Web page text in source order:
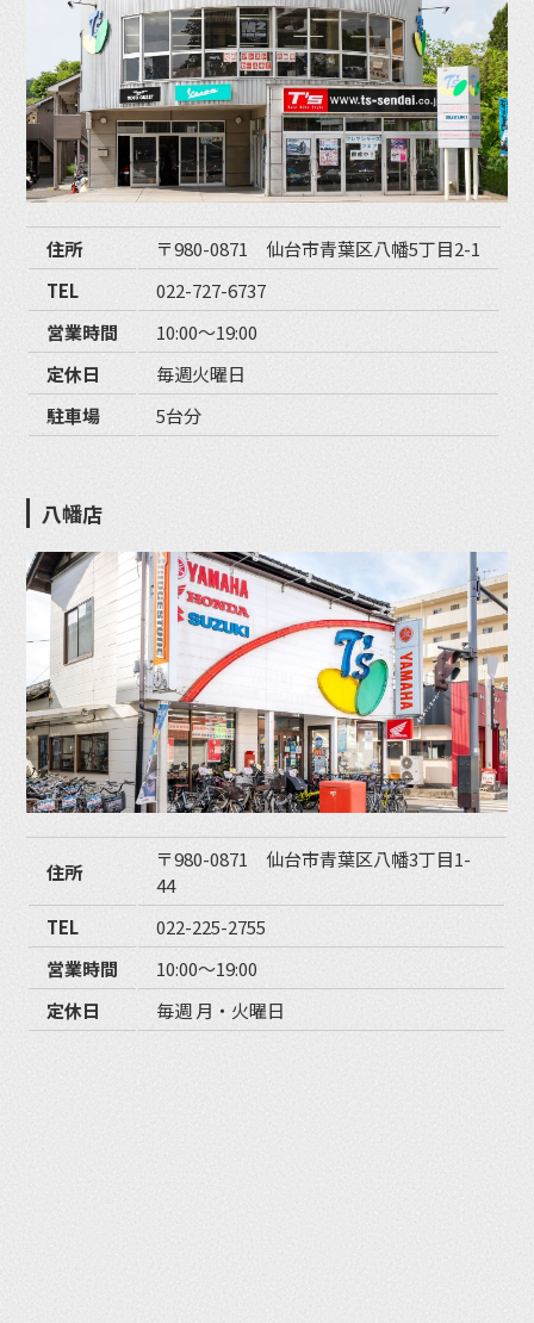
住所
〒980-0871 仙台市青葉区八幡5丁目2-1
TEL
022-727-6737
営業時間
10:00〜19:00
定休日
毎週火曜日
駐車場
5台分
八幡店
住所
〒980-0871 仙台市青葉区八幡3丁目1-
44
TEL
022-225-2755
営業時間
10:00〜19:00
定休日
毎週 月・火曜日